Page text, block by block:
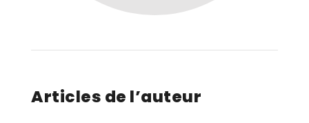
Articles de l’auteur